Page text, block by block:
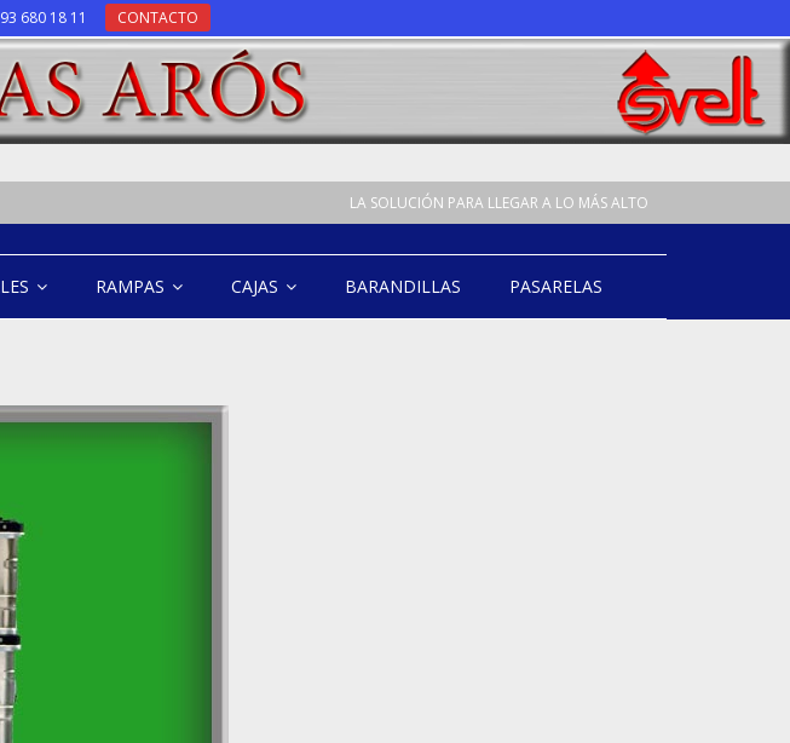
93 680 18 11 CONTACTO
LA SOLUCIÓN PARA LLEGAR A LO MÁS ALTO
RAMPAS CAJAS BARANDILLAS PASARELAS